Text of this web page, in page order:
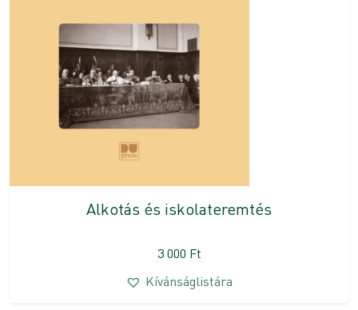
Alkotás és iskolateremtés
3 000 Ft
Kívánságlistára